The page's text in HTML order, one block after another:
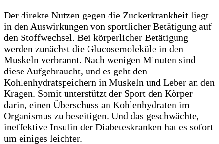
Der direkte Nutzen gegen die Zuckerkrankheit liegt
in den Auswirkungen von sportlicher Betätigung auf
den Stoffwechsel. Bei körperlicher Betätigung
werden zunächst die Glucosemoleküle in den
Muskeln verbrannt. Nach wenigen Minuten sind
diese Aufgebraucht, und es geht den
Kohlenhydratspeichern in Muskeln und Leber an den
Kragen. Somit unterstützt der Sport den Körper
darin, einen Überschuss an Kohlenhydraten im
Organismus zu beseitigen. Und das geschwächte,
ineffektive Insulin der Diabeteskranken hat es sofort
um einiges leichter.